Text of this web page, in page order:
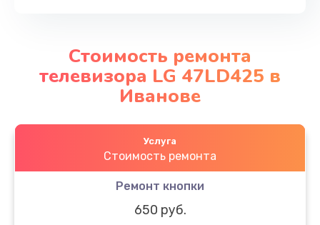
Стоимость ремонта
телевизора LG 47LD425 в
Иванове
Услуга
Стоимость ремонта
Ремонт кнопки
650 руб.